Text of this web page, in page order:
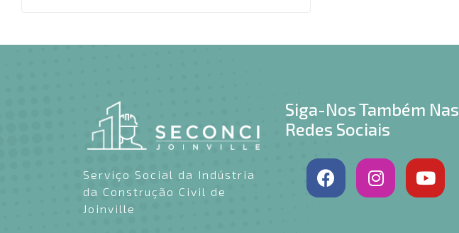
Serviço Social da Indústria
da Construção Civil de
Joinville
Siga-Nos Também Nas
Redes Sociais